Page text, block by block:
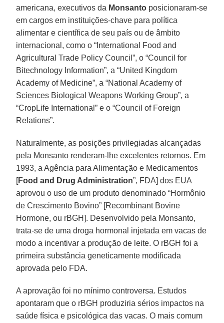
americana, executivos da Monsanto posicionaram-se
em cargos em instituições-chave para política
alimentar e científica de seu país ou de âmbito
internacional, como o “International Food and
Agricultural Trade Policy Council”, o “Council for
Bitechnology Information”, a “United Kingdom
Academy of Medicine”, a “National Academy of
Sciences Biological Weapons Working Group”, a
“CropLife International” e o “Council of Foreign
Relations”.
Naturalmente, as posições privilegiadas alcançadas
pela Monsanto renderam-lhe excelentes retornos. Em
1993, a Agência para Alimentação e Medicamentos
[Food and Drug Administration”, FDA] dos EUA
aprovou o uso de um produto denominado “Hormônio
de Crescimento Bovino” [Recombinant Bovine
Hormone, ou rBGH]. Desenvolvido pela Monsanto,
trata-se de uma droga hormonal injetada em vacas de
modo a incentivar a produção de leite. O rBGH foi a
primeira substância geneticamente modificada
aprovada pelo FDA.
A aprovação foi no mínimo controversa. Estudos
apontaram que o rBGH produziria sérios impactos na
saúde física e psicológica das vacas. O mais comum